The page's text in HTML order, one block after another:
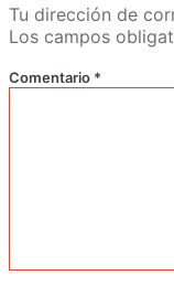
Tu dirección de
Los campos
Comentario *